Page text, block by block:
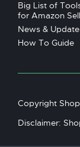
Big List of
for Amazon
News &
How To Guide
Copyright
Disclaimer: